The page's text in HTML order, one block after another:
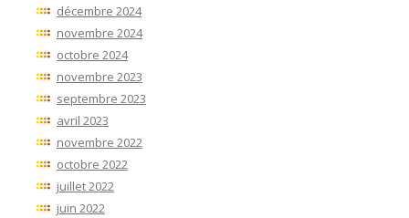
décembre 2024
novembre 2024
octobre 2024
novembre 2023
septembre 2023
avril 2023
novembre 2022
octobre 2022
juillet 2022
juin 2022